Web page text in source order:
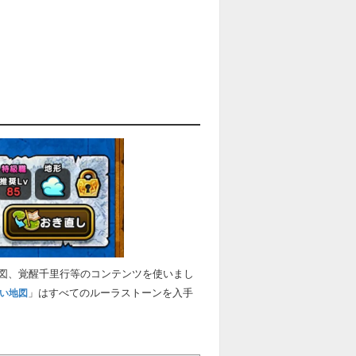
、覚醒千里行等のコンテンツを使いまし
地図 」はすべてのルーラストーンを入手